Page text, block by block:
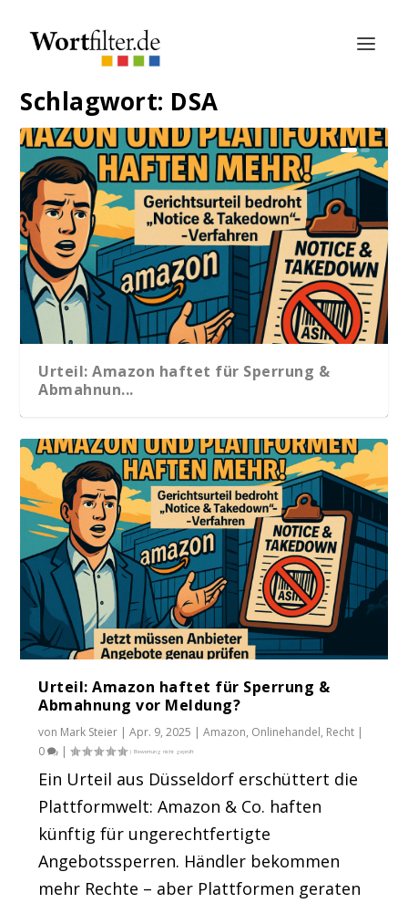
Schlagwort: DSA
Urteil: Amazon haftet für Sperrung &
Abmahnun...
Digital Services Act – Was ist das? Und
was ...
Urteil: Amazon haftet für Sperrung &
Abmahnung vor Meldung?
von Mark Steier |Apr. 9, 2025 |Amazon, Onlinehandel, Recht |
0
|
Ein Urteil aus Düsseldorf erschüttert die
Plattformwelt: Amazon & Co. haften
künftig für ungerechtfertigte
Angebotssperren. Händler bekommen
mehr Rechte – aber Plattformen geraten